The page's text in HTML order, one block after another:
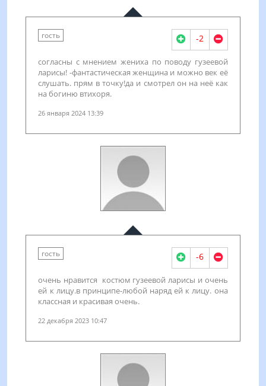
гость -2
согласны с мнением жениха по поводу гузеевой
ларисы! -фантастическая женщина и можно век её
слушать. прям в точку!да и смотрел он на неё как
на богиню втихоря.
26 января 2024 13:39
гость -6
очень нравится костюм гузеевой ларисы и очень
ей к лицу.в принципе-любой наряд ей к лицу. она
классная и красивая очень.
22 декабря 2023 10:47